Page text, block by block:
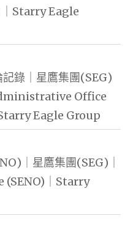
Starry Eagle
錄｜星鷹集團(SEG)
Office
Eagle Group
｜星鷹集團(SEG)｜
(SENO)｜Starry